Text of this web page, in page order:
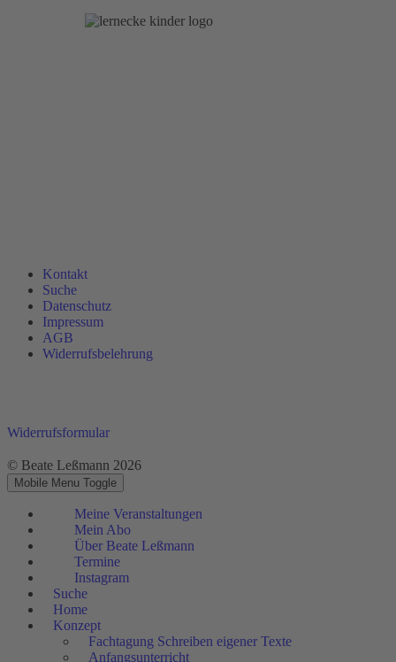
Kontakt
Suche
Datenschutz
Impressum
AGB
Widerrufsbelehrung
Widerrufsformular
© Beate Leßmann 2026
Mobile Menu Toggle
Meine Veranstaltungen
Mein Abo
Über Beate Leßmann
Termine
Instagram
Suche
Home
Konzept
Fachtagung Schreiben eigener Texte
Anfangsunterricht